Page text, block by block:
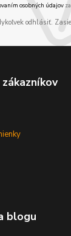
osobných údajov
odhlásiť.
blogu